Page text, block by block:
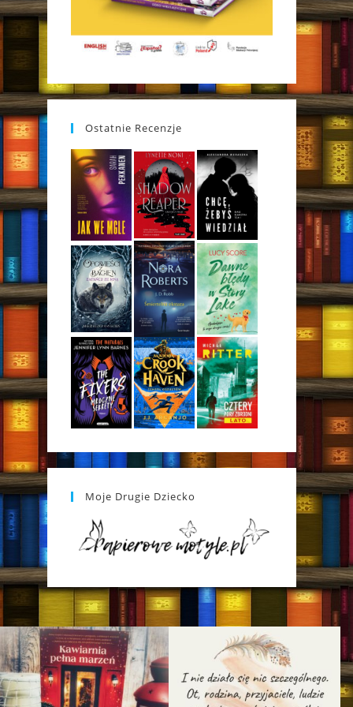
Ostatnie Recenzje
Moje Drugie Dziecko